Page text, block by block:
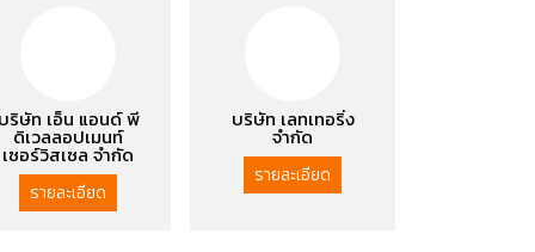
ริษัท เอ็น แอนด์ พี
ดิเวลลอปเมนท์
เซอร์วิสเซล จำกัด
รายละเอียด
บริษัท เลทเทอริ่ง
จำกัด
รายละเอียด